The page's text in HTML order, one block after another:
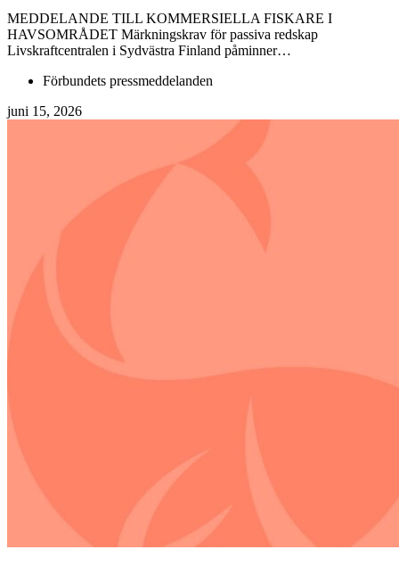
MEDDELANDE TILL KOMMERSIELLA FISKARE I
HAVSOMRÅDET Märkningskrav för passiva redskap
Livskraftcentralen i Sydvästra Finland påminner…
Förbundets pressmeddelanden
juni 15, 2026